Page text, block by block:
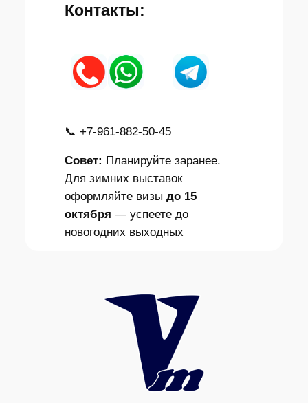
Контакты:
📞 +7-961-882-50-45
Совет: Планируйте заранее.
Для зимних выставок
оформляйте визыдо 15
октября — успеете до
новогодних выходных